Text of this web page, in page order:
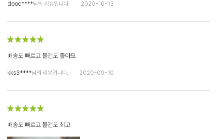
dooc****님의 리뷰입니다. 2020-10-13
배송도 빠르고 물건도 좋아요
kks3****님의 리뷰입니다. 2020-09-10
배송도 빠르고 물건도 최고